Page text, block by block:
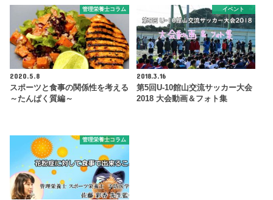
管理栄養士コラム
2020.5.8
スポーツと食事の関係性を考える
～たんぱく質編～
イベント
2018.3.16
第5回U-10館山交流サッカー大会
2018 大会動画＆フォト集
管理栄養士コラム